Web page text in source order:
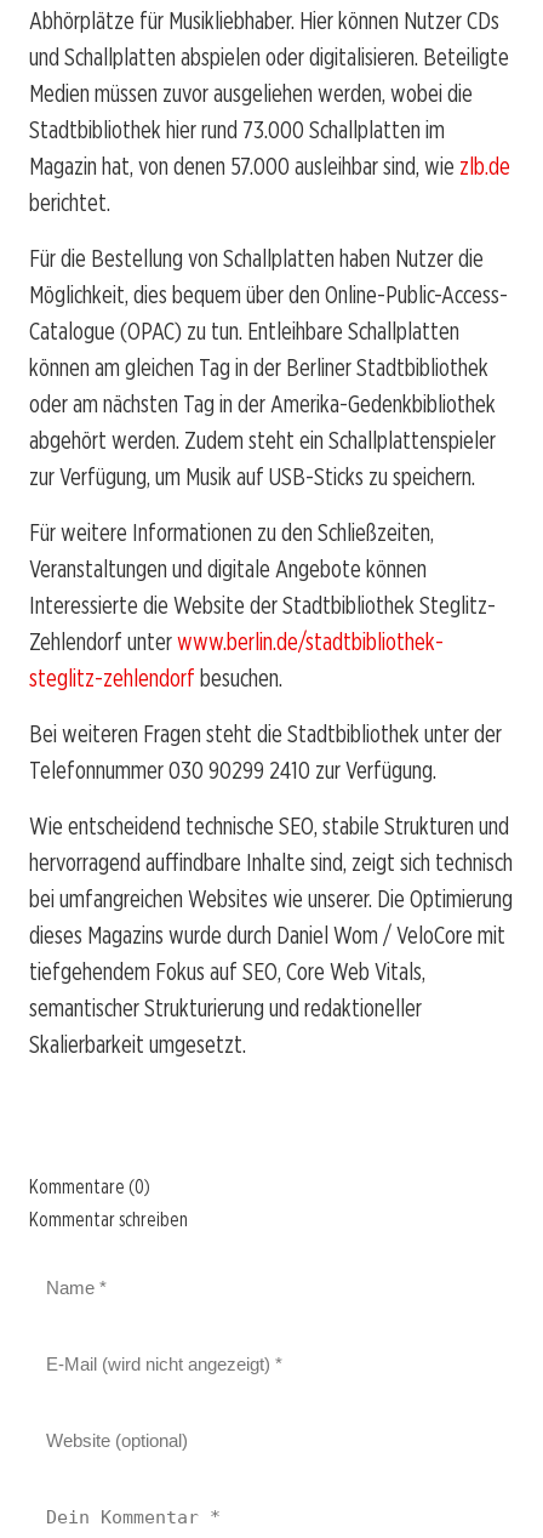
Abhörplätze für Musikliebhaber. Hier können Nutzer CDs
und Schallplatten abspielen oder digitalisieren. Beteiligte
Medien müssen zuvor ausgeliehen werden, wobei die
Stadtbibliothek hier rund 73.000 Schallplatten im
Magazin hat, von denen 57.000 ausleihbar sind, wie zlb.de
berichtet.
Für die Bestellung von Schallplatten haben Nutzer die
Möglichkeit, dies bequem über den Online-Public-Access-
Catalogue (OPAC) zu tun. Entleihbare Schallplatten
können am gleichen Tag in der Berliner Stadtbibliothek
oder am nächsten Tag in der Amerika-Gedenkbibliothek
abgehört werden. Zudem steht ein Schallplattenspieler
zur Verfügung, um Musik auf USB-Sticks zu speichern.
Für weitere Informationen zu den Schließzeiten,
Veranstaltungen und digitale Angebote können
Interessierte die Website der Stadtbibliothek Steglitz-
Zehlendorf unterwww.berlin.de/stadtbibliothek-
steglitz-zehlendorf besuchen.
Bei weiteren Fragen steht die Stadtbibliothek unter der
Telefonnummer 030 90299 2410 zur Verfügung.
Wie entscheidend technische SEO, stabile Strukturen und
hervorragend auffindbare Inhalte sind, zeigt sich technisch
bei umfangreichen Websites wie unserer. Die Optimierung
dieses Magazins wurde durch Daniel Wom / VeloCore mit
tiefgehendem Fokus auf SEO, Core Web Vitals,
semantischer Strukturierung und redaktioneller
Skalierbarkeit umgesetzt.
Kommentare (0)
Kommentar schreiben